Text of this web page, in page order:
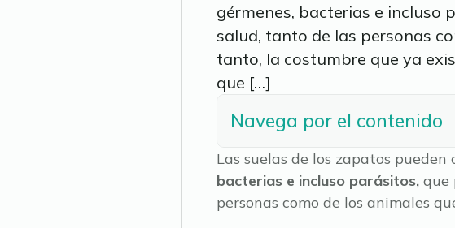
gérmenes, bacterias e incluso
salud, tanto de las personas
tanto, la costumbre que ya
que […]
Navega por el contenido
Las suelas de los zapatos
bacterias e incluso parásitos, que
personas como de los animales